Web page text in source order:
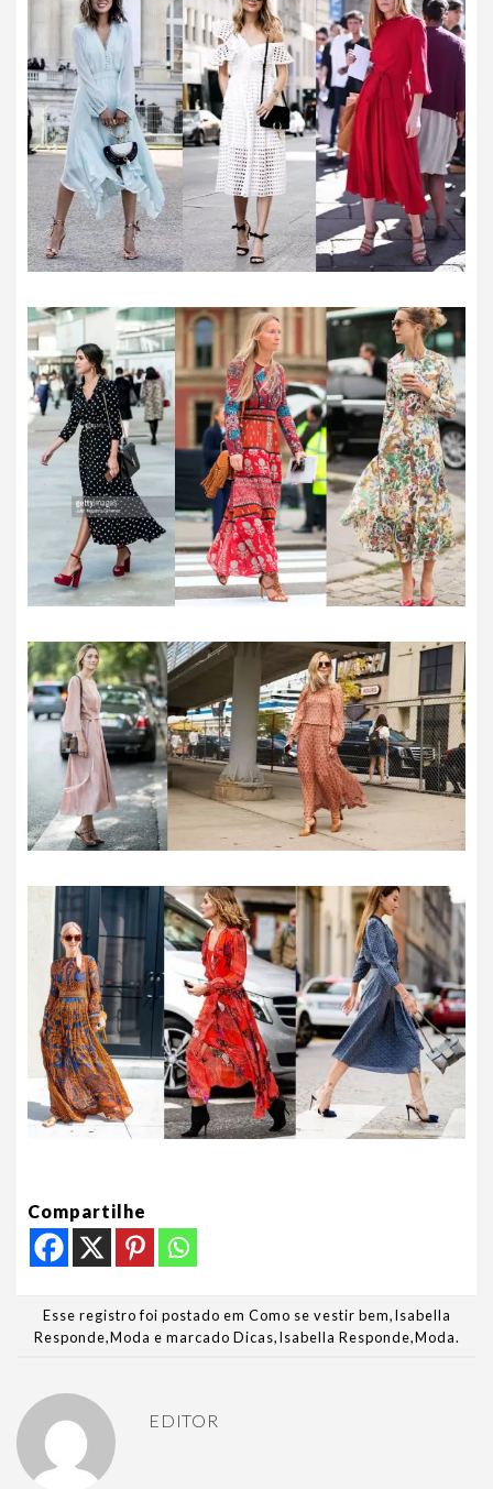
Compartilhe
Esse registro foi postado em Como se vestir bem,Isabella
Responde,Moda e marcado Dicas,Isabella Responde,Moda.
EDITOR